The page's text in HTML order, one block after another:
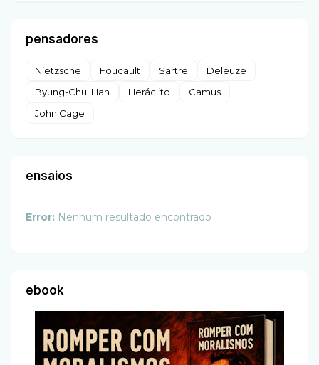
pensadores
Nietzsche Foucault Sartre
Deleuze
Byung-Chul Han
Heráclito
Camus
John Cage
ensaios
Error: Nenhum resultado encontrado
ebook